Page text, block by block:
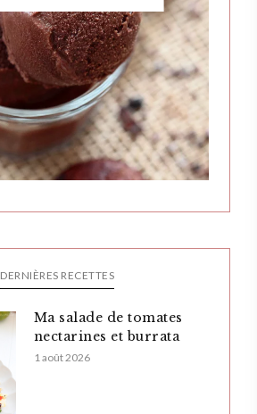
DERNIÈRES RECETTES
Ma salade de tomates
nectarines et burrata
1 août 2026